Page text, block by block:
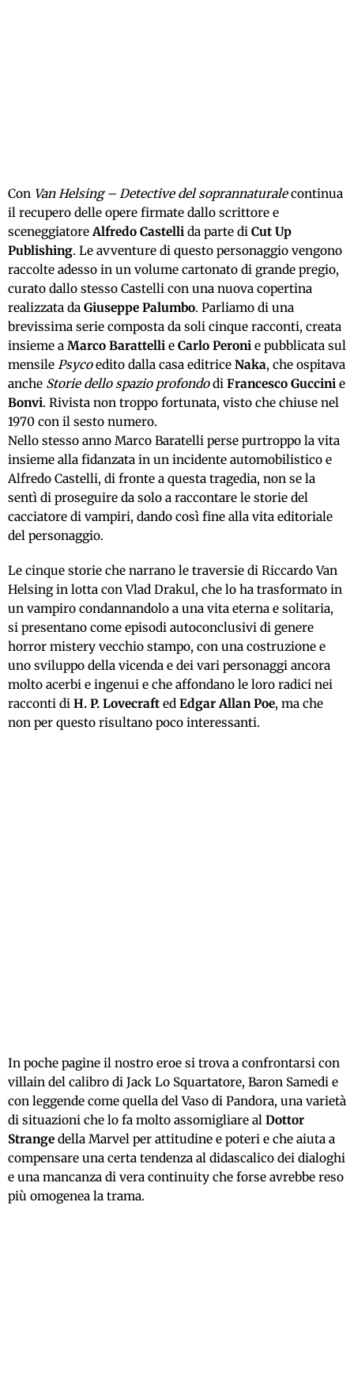
Con Van Helsing – Detective del soprannaturalecontinua
il recupero delle opere firmate dallo scrittore e
sceneggiatoreAlfredo Castelli da parte di Cut Up
Publishing. Le avventure di questo personaggio vengono
raccolte adesso in un volume cartonato di grande pregio,
curato dallo stesso Castelli con una nuova copertina
realizzata da Giuseppe Palumbo. Parliamo di una
brevissima serie composta da soli cinque racconti, creata
insieme a Marco Barattelli e Carlo Peroni e pubblicata sul
mensile Psycoedito dalla casa editrice Naka, che ospitava
anche Storie dello spazio profondodi Francesco Guccini e
Bonvi. Rivista non troppo fortunata, visto che chiuse nel
1970 con il sesto numero.
Nello stesso anno Marco Baratelli perse purtroppo la vita
insieme alla fidanzata in un incidente automobilistico e
Alfredo Castelli, di fronte a questa tragedia, non se la
sentì di proseguire da solo a raccontare le storie del
cacciatore di vampiri, dando così fine alla vita editoriale
del personaggio.
Le cinque storie che narrano le traversie di Riccardo Van
Helsing in lotta con Vlad Drakul, che lo ha trasformato in
un vampiro condannandolo a una vita eterna e solitaria,
si presentano come episodi autoconclusivi di genere
horror mistery vecchio stampo, con una costruzione e
uno sviluppo della vicenda e dei vari personaggi ancora
molto acerbi e ingenui e che affondano le loro radici nei
racconti di H. P. Lovecraft ed Edgar Allan Poe, ma che
non per questo risultano poco interessanti.
In poche pagine il nostro eroe si trova a confrontarsi con
villain del calibro di Jack Lo Squartatore, Baron Samedi e
con leggende come quella del Vaso di Pandora, una varietà
di situazioni che lo fa molto assomigliare al Dottor
Strange della Marvel per attitudine e poteri e che aiuta a
compensare una certa tendenza al didascalico dei dialoghi
e una mancanza di vera continuity che forse avrebbe reso
più omogenea la trama.